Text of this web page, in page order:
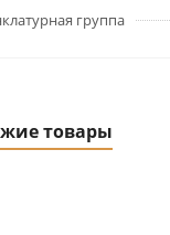
группа
товары